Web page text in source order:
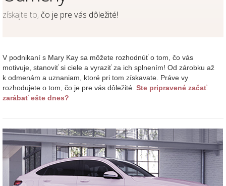
získajte to, čo je pre vás dôležité!
V podnikaní s Mary Kay sa môžete rozhodnúť o tom, čo vás
motivuje, stanoviť si ciele a vyraziť za ich splnením! Od zárobku až
k odmenám a uznaniam, ktoré pri tom získavate. Práve vy
rozhodujete o tom, čo je pre vás dôležité. Ste pripravené začať
zarábať ešte dnes?